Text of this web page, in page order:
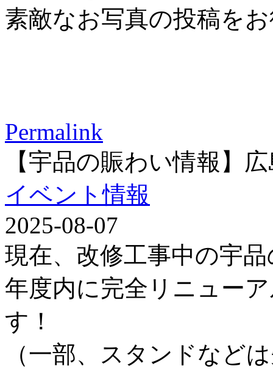
素敵なお写真の投稿を
Permalink
【宇品の賑わい情報】
イベント情報
2025-08-07
現在、改修工事中の宇
年度内に完全リニュー
す！
（一部、スタンドなど